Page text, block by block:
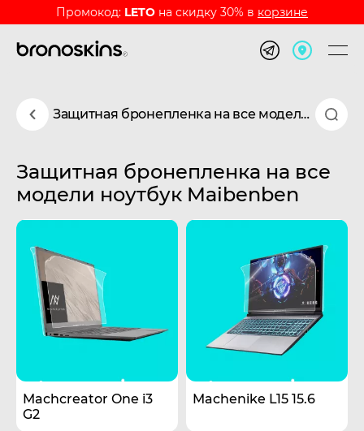
Промокод: LETO на скидку 30% в корзине
Защитная бронепленка на все модели ноутбук Maibenben
Защитная бронепленка на все
модели ноутбук Maibenben
Machcreator One i3
G2
Machenike L15 15.6